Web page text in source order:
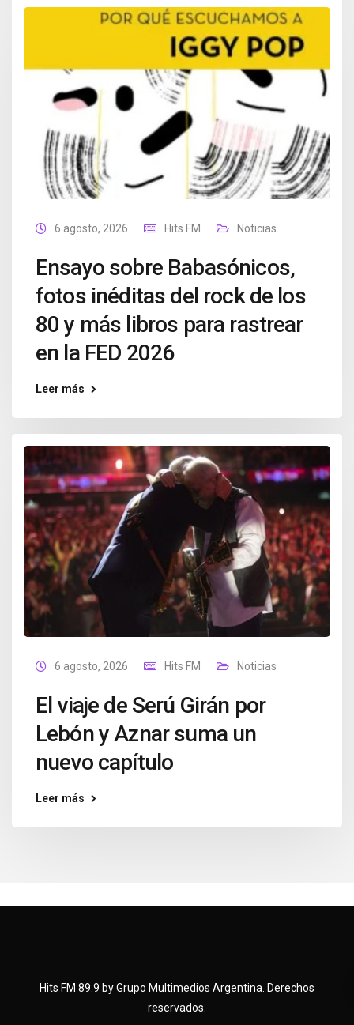
6 agosto, 2026 Hits FM Noticias
Ensayo sobre Babasónicos,
fotos inéditas del rock de los
80 y más libros para rastrear
en la FED 2026
Leer más
6 agosto, 2026 Hits FM Noticias
El viaje de Serú Girán por
Lebón y Aznar suma un
nuevo capítulo
Leer más
Hits FM 89.9 by Grupo Multimedios Argentina. Derechos
reservados.